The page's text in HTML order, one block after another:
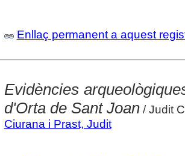
Enllaç permanent a aquest
Evidències
d'Orta de Sant Joan/ Judit
Ciurana i Prast, Judit